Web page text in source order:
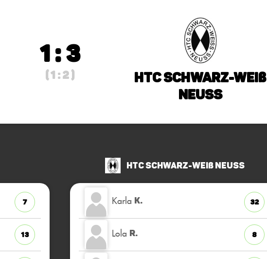
1 : 3
( 1 : 2 )
HTC Schwarz-Weiß
Neuss
7
13
HTC Schwarz-Weiß Neuss
Karla K. 32
Lola R. 8